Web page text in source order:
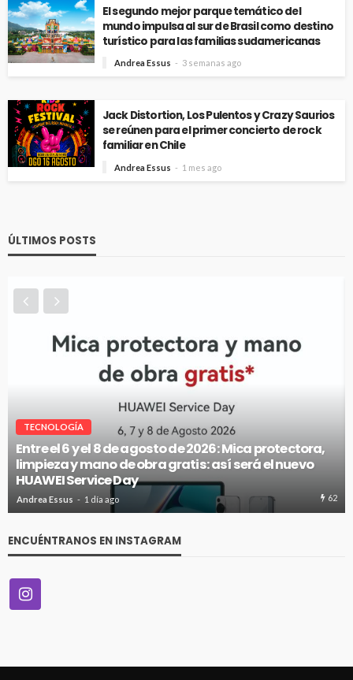
El segundo mejor parque temático del
mundo impulsa al sur de Brasil como destino
turístico para las familias sudamericanas
Andrea Essus 3 semanas ago
Jack Distortion, Los Pulentos y Crazy Saurios
se reúnen para el primer concierto de rock
familiar en Chile
Andrea Essus 1 mes ago
ÚLTIMOS POSTS
VITRINA
McKay entregó el primer auto híbrido de su gran
concurso
Andrea Essus 1 día ago 66
ENCUÉNTRANOS EN INSTAGRAM